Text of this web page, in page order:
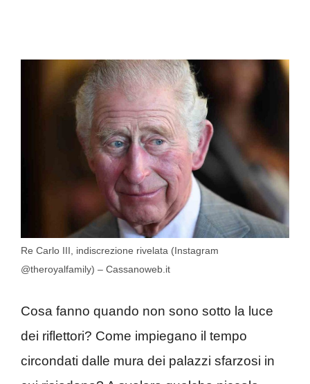
Re Carlo III, indiscrezione rivelata (Instagram
@theroyalfamily) – Cassanoweb.it
Cosa fanno quando non sono sotto la luce
dei riflettori? Come impiegano il tempo
circondati dalle mura dei palazzi sfarzosi in